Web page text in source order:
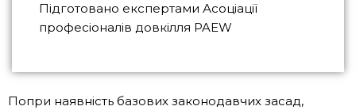
Підготовано експертами Асоціації
професіоналів довкілля PAEW
Попри наявність базових законодавчих засад,